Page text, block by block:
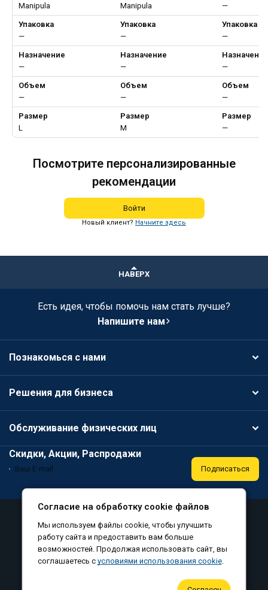
Manipula
Manipula
—
Упаковка
—
Упаковка
—
Упаковка
—
Назначение
—
Назначение
—
Назначение
—
Объем
—
Объем
—
Объем
—
Размер
L
Размер
M
Размер
—
Посмотрите персонализированные
рекомендации
Войти
Новый клиент? Начните здесь
НАВЕРХ
Есть идея, чтобы помочь нам стать лучше?
Напишите нам
Познакомься с нами
Решения для бизнеса
Обслуживание физических лиц
Скидки, Акции, Распродажи
Подписаться
Политика конфиденциальности
Соглашение на обработку персональных данных
Согласие на обработку файлов cookie
Согласие на обработку cookie файлов
Мы используем файлы cookie, чтобы улучшить
работу сайта и предоставить вам больше
возможностей. Продолжая использовать сайт, вы
соглашаетесь с условиями использования cookie.